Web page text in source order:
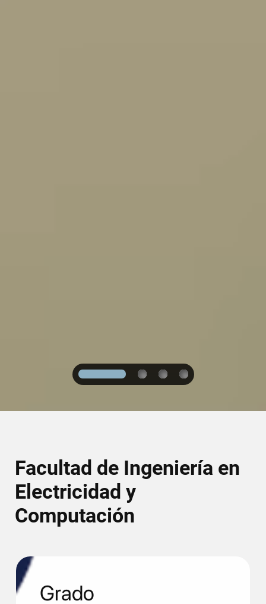
1 2 3 4
Facultad de Ingeniería en
Electricidad y
Computación
Grado